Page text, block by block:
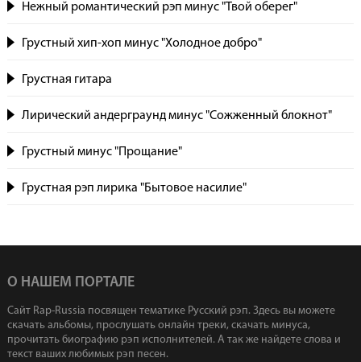
Нежный романтический рэп минус "Твой оберег"
Грустный хип-хоп минус "Холодное добро"
Грустная гитара
Лирический андерграунд минус "Сожженный блокнот"
Грустный минус "Прощание"
Грустная рэп лирика "Бытовое насилие"
О НАШЕМ ПОРТАЛЕ
Сайт Rap-Russia посвящен тематике Русский рэп. Здесь вы можете
скачать альбомы, прослушать онлайн треки, скачать минуса,
прочитать биографию рэп исполнителей. А так же найдете слова и
текст ваших любимых рэп песен.